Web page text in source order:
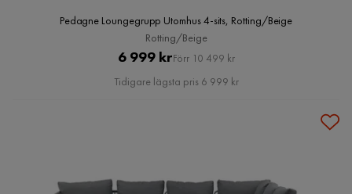
Pedagne Loungegrupp Utomhus 4-sits, Rotting/Beige
Rotting/Beige
Pris
6 999 krOriginal
Pris
Förr 10 499 kr
Tidigare lägsta pris 6 999 kr